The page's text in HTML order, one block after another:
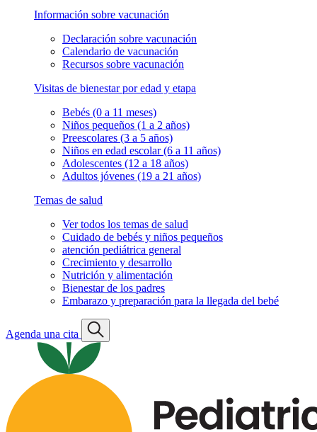
Información sobre vacunación
Declaración sobre vacunación
Calendario de vacunación
Recursos sobre vacunación
Visitas de bienestar por edad y etapa
Bebés (0 a 11 meses)
Niños pequeños (1 a 2 años)
Preescolares (3 a 5 años)
Niños en edad escolar (6 a 11 años)
Adolescentes (12 a 18 años)
Adultos jóvenes (19 a 21 años)
Temas de salud
Ver todos los temas de salud
Cuidado de bebés y niños pequeños
atención pediátrica general
Crecimiento y desarrollo
Nutrición y alimentación
Bienestar de los padres
Embarazo y preparación para la llegada del bebé
Agenda una cita